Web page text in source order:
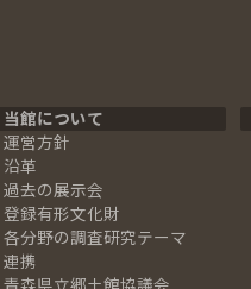
当館について
運営方針
沿革
過去の展示会
登録有形文化財
各分野の調査研究テーマ
連携